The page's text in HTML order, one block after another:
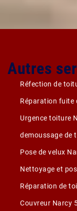
Autres
Réfection de
Réparation fuite
Urgence toiture
demoussage de
Pose de velux
Nettoyage et
Réparation de
Couvreur Narcy